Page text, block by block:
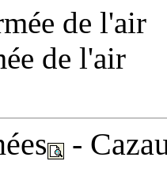
de l'air
de l'air
-